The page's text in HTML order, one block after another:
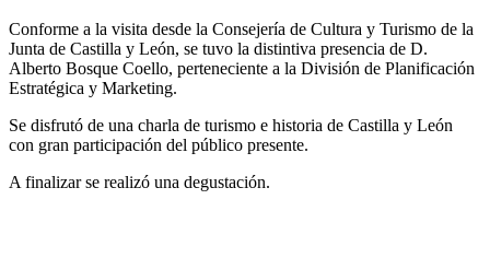
Conforme a la visita desde la Consejería de Cultura y Turismo de la
Junta de Castilla y León, se tuvo la distintiva presencia de D.
Alberto Bosque Coello, perteneciente a la División de Planificación
Estratégica y Marketing.
Se disfrutó de una charla de turismo e historia de Castilla y León
con gran participación del público presente.
A finalizar se realizó una degustación.